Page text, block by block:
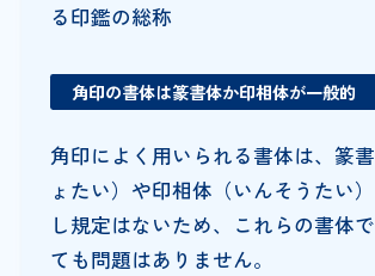
る印鑑の総称
角印の書体は篆書体か印相体が一般的
角印によく用いられる書体は、篆
ょたい）や印相体（いんそうたい
し規定はないため、これらの書体
ても問題はありません。